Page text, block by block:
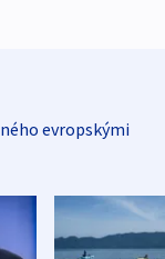
evropskými